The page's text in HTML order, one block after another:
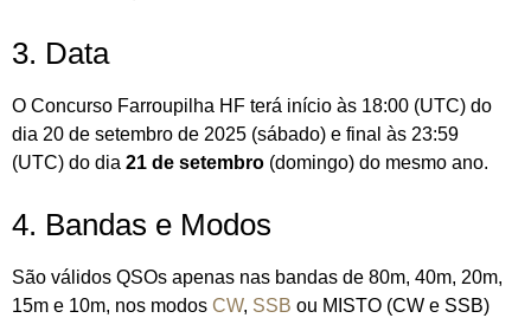
3. Data
O Concurso Farroupilha HF terá início às 18:00 (UTC) do
dia 20 de setembro de 2025 (sábado) e final às 23:59
(UTC) do dia 21 de setembro (domingo) do mesmo ano.
4. Bandas e Modos
São válidos QSOs apenas nas bandas de 80m, 40m, 20m,
15m e 10m, nos modos CW, SSB ou MISTO (CW e SSB)